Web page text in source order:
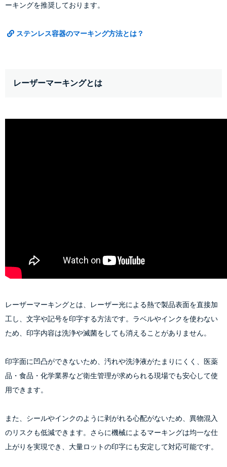
ーキングを推奨しております。
ステンレス容器のマーキング方法とは？
レーザーマーキングとは
レーザーマーキングとは、レーザー光による熱で製品表面を直接加
工し、文字や記号を印字する方法です。ラベルやインクを使わない
ため、印字内容は洗浄や滅菌をしても消えることがありません。
印字面に凹凸ができないため、汚れや洗浄液がたまりにくく、医薬
品・食品・化学業界など衛生管理が求められる現場でも安心して使
用できます。
また、シールやインクのように剥がれる心配がないため、異物混入
のリスクも低減できます。さらに機械によるマーキングは均一な仕
上がりを実現でき、大量ロットの印字にも安定して対応可能です。